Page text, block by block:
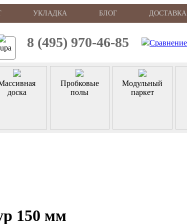
УКЛАДКА БЛОГ ДОСТАВКА
8 (495) 970-46-85
доска
Пробковые
полы
Модульный
паркет
150 мм